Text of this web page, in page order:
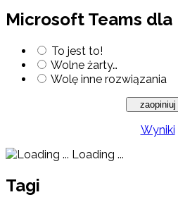
Microsoft Teams dla
To jest to!
Wolne żarty…
Wolę inne rozwiązania
Wyniki
Loading ...
Tagi